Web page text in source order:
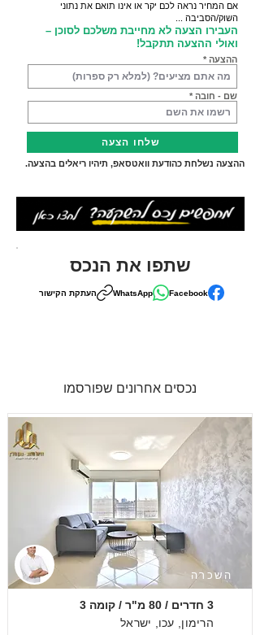
אם המחיר נראה לכם יקר או אינו תואם את נתוני
השוק/הסביבה ...
העבירו הצעה לא מחייבת משלכם לסוכן –
ואולי ההצעה תתקבל!
ההצעה
שם - חובה
שלחו הצעה
ההצעה נשלחת כהודעת וואטסאפ, תיהיו ריאלים בהצעה.
שתפו את הנכס
Facebook
WhatsApp העתקת הקישור
נכסים אחרונים שפורסמו
השכרה
3 חדרים / 80 מ"ר / קומה 3
הרימון, עכו, ישראל